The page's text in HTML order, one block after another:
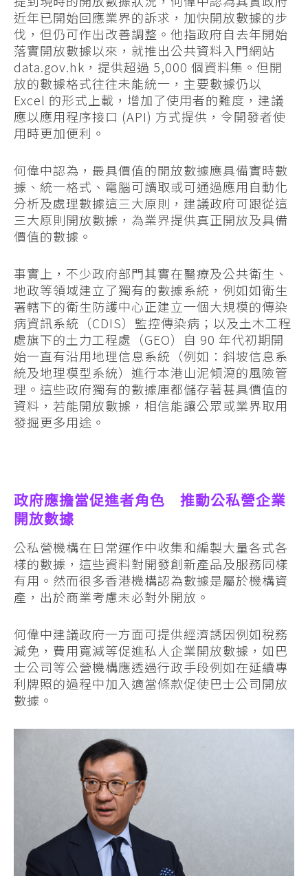
近年已開始回應業界的訴求，加快開放數據的步
伐，但仍可作出改善調整。他指政府自去年開始
落實開放數據以來，就推出公共資料入門網站
data.gov.hk，提供超過 5,000 個資料集。但開
放的數據格式往往未能統一，主要數據仍以
Excel 的形式上載，增加了使用者的難度，建議
應以應用程序接口 (API) 方式提供，令開發者使
用時更加便利。
何偉中認為，最具價值的開放數據應具備實時數
據、統一格式、電腦可讀取或可通過應用自動化
分析及處理數據這三大原則，建議政府可跟從這
三大原則開放數據，為業界提供真正開放及具備
價值的數據。
事實上，不少政府部門其實在醫療及公共衛生、
地政等領域建立了獨有的數據系統，例如如衛生
署轄下的衛生防護中心正建立一個大規模的傳染
病資訊系統（CDIS）監控傳染病；以及土木工程
處旗下的土力工程處（GEO）自 90 年代初期開
始一直有沿用地理信息系統（例如：斜坡信息系
統及地理模型系統）進行本港山泥傾瀉的風險管
理。這些政府獨有的數據庫都儲存著甚具價值的
資料，若能開放數據，相信能讓公眾或業界取用
發掘更多用途。
政府應擔當促進者角色 推動公私營企業
開放數據
公私營機構在日常運作中收集和編製大量各式各
樣的數據，這些資料對開發創新產品及服務同樣
有用。然而很多香港機構認為數據是屬於機構資
產，出於商業考慮未必對外開放。
何偉中建議政府一方面可提供經濟誘因例如稅務
減免，費用寬減等促進私人企業開放數據，如巴
士公司等公營機構應透過行政手段例如在延續專
利牌照的過程中加入適當條款促使巴士公司開放
數據。